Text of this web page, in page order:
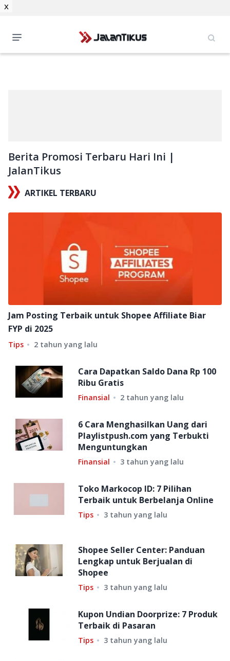
Berita Promosi Terbaru Hari Ini |
JalanTikus
ARTIKEL TERBARU
Jam Posting Terbaik untuk Shopee Affiliate Biar
FYP di 2025
Tips 2 tahun yang lalu
Cara Dapatkan Saldo Dana Rp 100
Ribu Gratis
Finansial 2 tahun yang lalu
6 Cara Menghasilkan Uang dari
Playlistpush.com yang Terbukti
Menguntungkan
Finansial 3 tahun yang lalu
Toko Markocop ID: 7 Pilihan
Terbaik untuk Berbelanja Online
Tips 3 tahun yang lalu
Shopee Seller Center: Panduan
Lengkap untuk Berjualan di
Shopee
Tips 3 tahun yang lalu
Kupon Undian Doorprize: 7 Produk
Terbaik di Pasaran
Tips 3 tahun yang lalu
x